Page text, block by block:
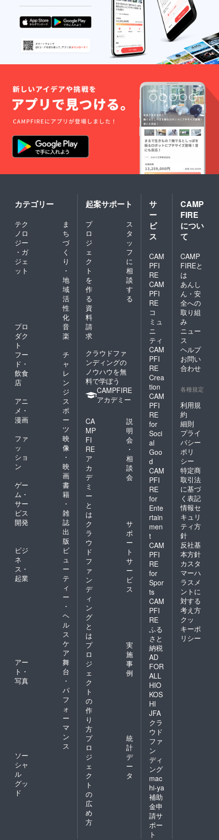
カテゴリー
テク
ノロ
ジー
・ガ
ジェ
ット
ま
ち
づ
く
り
・
地
域
活
性
化
プロ
ダク
ト
音
楽
フー
ド・
飲食
店
チ
ャ
レ
ン
ジ
アニ
メ・
漫画
ス
ポ
ー
ツ
ファ
ッ
ショ
ン
映
像
・
映
画
ゲー
ム・
サー
ビス
開発
書
籍
・
雑
誌
出
版
ビジ
ネ
ス・
起業
ビ
ュ
ー
テ
ィ
ー
・
ヘ
ル
ス
ケ
ア
アー
ト・
写真
舞
台
・
パ
フ
ォ
ー
マ
ン
ス
ソー
シャ
ル
グッ
ド
起案サポート
プ
ロ
ジ
ェ
ク
ト
を
作
る
ス
タ
ッ
フ
に
相
談
す
る
資
料
請
求
クラウドファ
ンディングの
ノウハウを無
料で学ぼう
CAMPFIRE
アカデミー
CA
MP
FI
RE
ア
カ
デ
ミ
ー
と
は
説
明
会
・
相
談
会
ク
ラ
ウ
ド
フ
ァ
ン
デ
ィ
ン
グ
と
は
サ
ポ
ー
ト
サ
ー
ビ
ス
プ
ロ
ジ
ェ
ク
ト
の
作
り
方
実
施
事
例
プ
ロ
ジ
ェ
ク
ト
の
広
め
方
統
計
デ
ー
タ
サ
ー
ビ
ス
CAM
PFI
RE
CAM
PFI
RE
コ
ミュ
ニ
ティ
CAM
PFI
RE
Crea
tion
CAM
PFI
RE
for
Soci
al
Goo
d
CAM
PFI
RE
for
Ente
rtain
men
t
CAM
PFI
RE
for
Spor
ts
CAM
PFI
RE
ふる
さと
納税
AD
FOR
ALL
HIO
KOS
HI
JFA
クラ
ウド
ファ
ン
ディ
ング
mac
hi-ya
補助
金申
請サ
ポー
ト
CAMP
FIRE
につい
て
CAMP
FIREと
は
あんし
ん・安
全への
取り組
み
ニュー
ス
ヘルプ
お問い
合わせ
各種規定
利用規
約
細則
プライ
バシー
ポリ
シー
特定商
取引法
に基づ
く表記
情報セ
キュリ
ティ方
針
反社基
本方針
カスタ
マーハ
ラスメ
ントに
対する
考え方
クッ
キーポ
リシー